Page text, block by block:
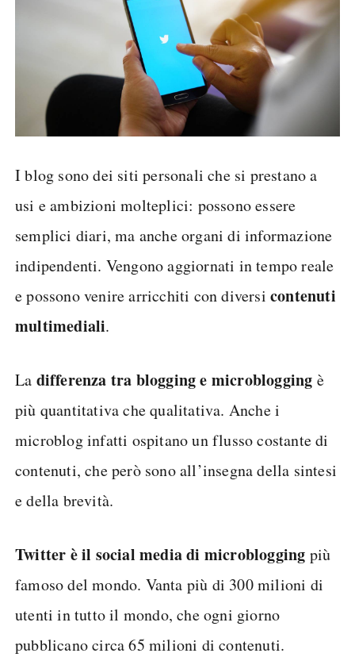
I blog sono dei siti personali che si prestano a
usi e ambizioni molteplici: possono essere
semplici diari, ma anche organi di informazione
indipendenti. Vengono aggiornati in tempo reale
e possono venire arricchiti con diversicontenuti
multimediali.
La differenza tra blogging e microblogging è
più quantitativa che qualitativa. Anche i
microblog infatti ospitano un flusso costante di
contenuti, che però sono all’insegna della sintesi
e della brevità.
Twitter è il social media di microblogging più
famoso del mondo. Vanta più di 300 milioni di
utenti in tutto il mondo, che ogni giorno
pubblicano circa 65 milioni di contenuti.